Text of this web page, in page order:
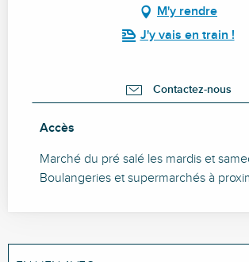
M'y rendre
J'y vais en train !
Contactez-nous
Accès
Accès
Marché du pré salé les mardis et
Boulangeries et supermarchés à